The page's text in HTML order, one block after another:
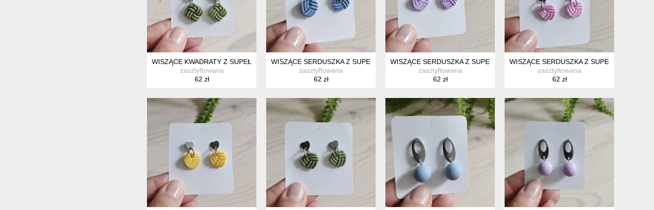
WISZĄCE KWADRATY Z SUPEŁKAMI SZAŁWIA
zasztyftowana
62 zł
WISZĄCE SERDUSZKA Z SUPEŁKAMI NIEBIESKIE
zasztyftowana
62 zł
WISZĄCE SERDUSZKA Z SUPEŁKAMI FIOLETOWE
zasztyftowana
62 zł
WISZĄCE SERDUSZKA Z SUPEŁKAMI
zasztyftowana
62 zł